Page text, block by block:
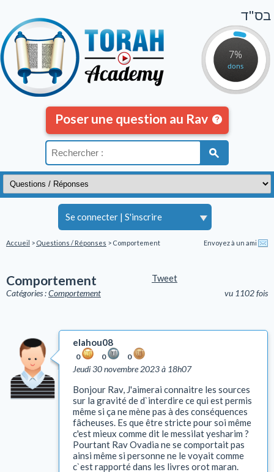
7%
dons
Se connecter | S'inscrire
בס"ד
Poser une question au Rav
Accueil > Questions / Réponses > Comportement Envoyez à un ami
Tweet
Comportement
vu 1102 fois
Catégories :Comportement
elahou08
0 0 0
Jeudi 30 novembre 2023 à 18h07
Bonjour Rav, J'aimerai connaitre les sources
sur la gravité de d`interdire ce qui est permis
même si ça ne mène pas à des conséquences
fâcheuses. Es que être stricte pour soi même
c'est mieux comme dit le messilat yesharim ?
Pourtant Rav Ovadia ne se comportait pas
ainsi même si personne ne le voyait comme
c`est rapporté dans les livres orot maran.